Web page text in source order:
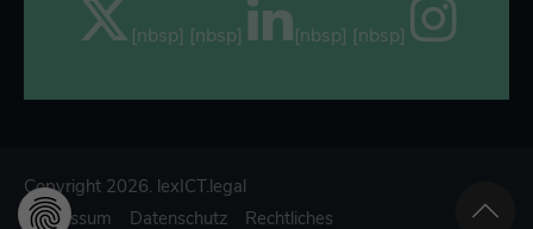
[nbsp] [nbsp] [nbsp] [nbsp]
Copyright 2026. lexICT.legal
Impressum
Datenschutz Rechtliches